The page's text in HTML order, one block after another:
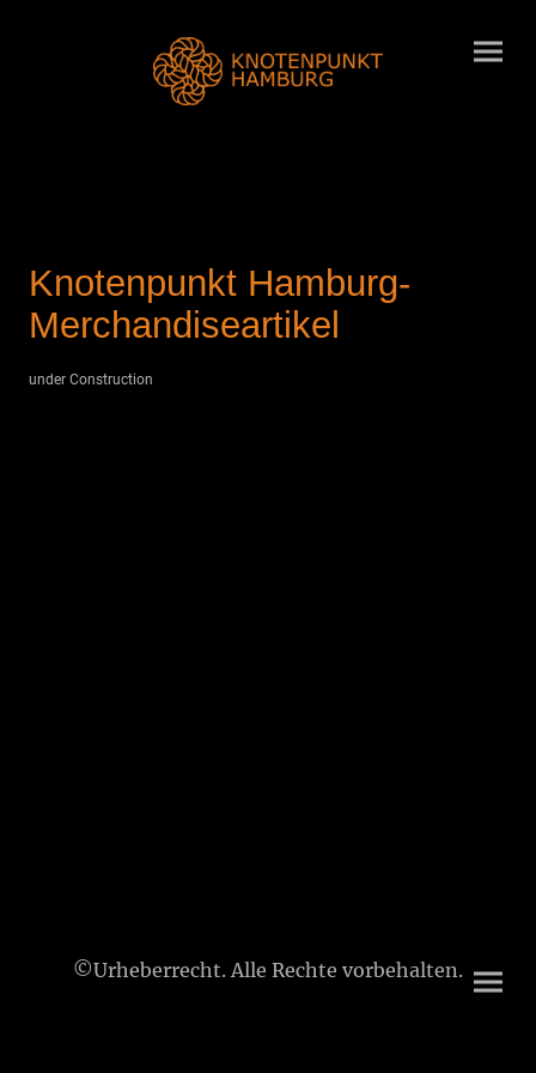
Knotenpunkt Hamburg-
Merchandiseartikel
under Construction
©Urheberrecht. Alle Rechte vorbehalten.